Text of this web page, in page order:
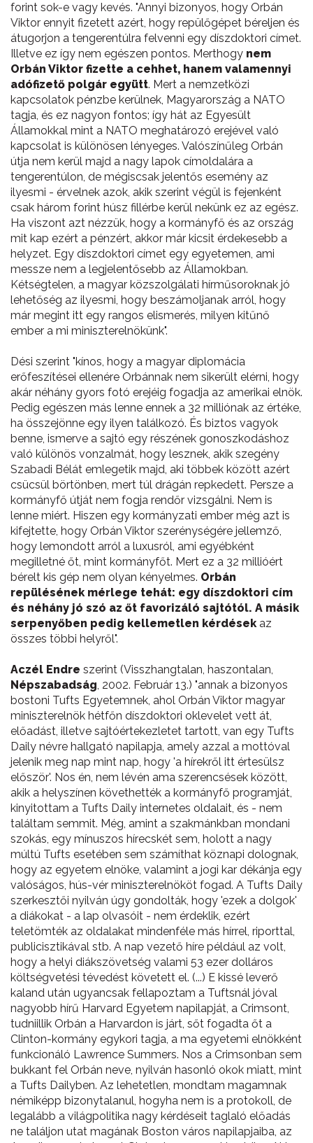
forint sok-e vagy kevés. "Annyi bizonyos, hogy Orbán
Viktor ennyit fizetett azért, hogy repülőgépet béreljen és
átugorjon a tengerentúlra felvenni egy díszdoktori címet.
Illetve ez így nem egészen pontos. Merthogy nem
Orbán Viktor fizette a cehhet, hanem valamennyi
adófizető polgár együtt. Mert a nemzetközi
kapcsolatok pénzbe kerülnek, Magyarország a NATO
tagja, és ez nagyon fontos; így hát az Egyesült
Államokkal mint a NATO meghatározó erejével való
kapcsolat is különösen lényeges. Valószínűleg Orbán
útja nem kerül majd a nagy lapok címoldalára a
tengerentúlon, de mégiscsak jelentős esemény az
ilyesmi - érvelnek azok, akik szerint végül is fejenként
csak három forint húsz fillérbe kerül nekünk ez az egész.
Ha viszont azt nézzük, hogy a kormányfő és az ország
mit kap ezért a pénzért, akkor már kicsit érdekesebb a
helyzet. Egy díszdoktori címet egy egyetemen, ami
messze nem a legjelentősebb az Államokban.
Kétségtelen, a magyar közszolgálati hírműsoroknak jó
lehetőség az ilyesmi, hogy beszámoljanak arról, hogy
már megint itt egy rangos elismerés, milyen kitűnő
ember a mi miniszterelnökünk".
Dési szerint "kínos, hogy a magyar diplomácia
erőfeszítései ellenére Orbánnak nem sikerült elérni, hogy
akár néhány gyors fotó erejéig fogadja az amerikai elnök.
Pedig egészen más lenne ennek a 32 milliónak az értéke,
ha összejönne egy ilyen találkozó. És biztos vagyok
benne, ismerve a sajtó egy részének gonoszkodáshoz
való különös vonzalmát, hogy lesznek, akik szegény
Szabadi Bélát emlegetik majd, aki többek között azért
csücsül börtönben, mert túl drágán repkedett. Persze a
kormányfő útját nem fogja rendőr vizsgálni. Nem is
lenne miért. Hiszen egy kormányzati ember még azt is
kifejtette, hogy Orbán Viktor szerénységére jellemző,
hogy lemondott arról a luxusról, ami egyébként
megilletné őt, mint kormányfőt. Mert ez a 32 millióért
bérelt kis gép nem olyan kényelmes. Orbán
repülésének mérlege tehát: egy díszdoktori cím
és néhány jó szó az őt favorizáló sajtótól. A másik
serpenyőben pedig kellemetlen kérdésekaz
összes többi helyről".
Aczél Endre szerint (Visszhangtalan, haszontalan,
Népszabadság, 2002. Február 13.) "annak a bizonyos
bostoni Tufts Egyetemnek, ahol Orbán Viktor magyar
miniszterelnök hétfőn díszdoktori oklevelet vett át,
előadást, illetve sajtóértekezletet tartott, van egy Tufts
Daily névre hallgató napilapja, amely azzal a mottóval
jelenik meg nap mint nap, hogy 'a hírekről itt értesülsz
először'. Nos én, nem lévén ama szerencsések között,
akik a helyszínen követhették a kormányfő programját,
kinyitottam a Tufts Daily internetes oldalait, és - nem
találtam semmit. Még, amint a szakmánkban mondani
szokás, egy mínuszos hírecskét sem, holott a nagy
múltú Tufts esetében sem számíthat köznapi dolognak,
hogy az egyetem elnöke, valamint a jogi kar dékánja egy
valóságos, hús-vér miniszterelnököt fogad. A Tufts Daily
szerkesztői nyilván úgy gondolták, hogy 'ezek a dolgok'
a diákokat - a lap olvasóit - nem érdeklik, ezért
teletömték az oldalakat mindenféle más hírrel, riporttal,
publicisztikával stb. A nap vezető híre például az volt,
hogy a helyi diákszövetség valami 53 ezer dolláros
költségvetési tévedést követett el. (...) E kissé leverő
kaland után ugyancsak fellapoztam a Tuftsnál jóval
nagyobb hírű Harvard Egyetem napilapját, a Crimsont,
tudniillik Orbán a Harvardon is járt, sőt fogadta őt a
Clinton-kormány egykori tagja, a ma egyetemi elnökként
funkcionáló Lawrence Summers. Nos a Crimsonban sem
bukkant fel Orbán neve, nyilván hasonló okok miatt, mint
a Tufts Dailyben. Az lehetetlen, mondtam magamnak
némiképp bizonytalanul, hogyha nem is a protokoll, de
legalább a világpolitika nagy kérdéseit taglaló előadás
ne találjon utat magának Boston város napilapjaiba, az